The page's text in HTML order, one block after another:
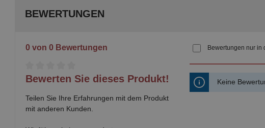
BEWERTUNGEN
0 von 0 Bewertungen
Durchschnittliche Bewertung von 0 von 5 Sternen
Bewerten Sie dieses Produkt!
Teilen Sie Ihre Erfahrungen mit dem Produkt
mit anderen Kunden.
Bewertungen nur in
Keine